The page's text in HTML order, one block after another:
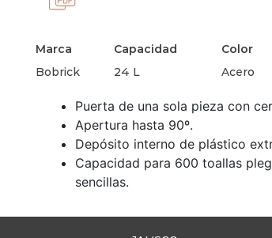
Marca Capacidad Color
Bobrick
24 L Acero
Puerta de una sola pieza con
Apertura hasta 90º.
Depósito interno de plástico
Capacidad para 600 toallas
sencillas.